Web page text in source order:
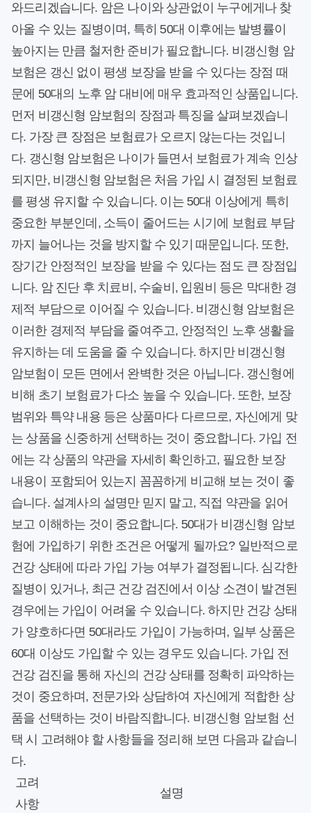
와드리겠습니다. 암은 나이와 상관없이 누구에게나 찾
아올 수 있는 질병이며, 특히 50대 이후에는 발병률이
높아지는 만큼 철저한 준비가 필요합니다. 비갱신형 암
보험은 갱신 없이 평생 보장을 받을 수 있다는 장점 때
문에 50대의 노후 암 대비에 매우 효과적인 상품입니다.
먼저 비갱신형 암보험의 장점과 특징을 살펴보겠습니
다. 가장 큰 장점은 보험료가 오르지 않는다는 것입니
다. 갱신형 암보험은 나이가 들면서 보험료가 계속 인상
되지만, 비갱신형 암보험은 처음 가입 시 결정된 보험료
를 평생 유지할 수 있습니다. 이는 50대 이상에게 특히
중요한 부분인데, 소득이 줄어드는 시기에 보험료 부담
까지 늘어나는 것을 방지할 수 있기 때문입니다. 또한,
장기간 안정적인 보장을 받을 수 있다는 점도 큰 장점입
니다. 암 진단 후 치료비, 수술비, 입원비 등은 막대한 경
제적 부담으로 이어질 수 있습니다. 비갱신형 암보험은
이러한 경제적 부담을 줄여주고, 안정적인 노후 생활을
유지하는 데 도움을 줄 수 있습니다. 하지만 비갱신형
암보험이 모든 면에서 완벽한 것은 아닙니다. 갱신형에
비해 초기 보험료가 다소 높을 수 있습니다. 또한, 보장
범위와 특약 내용 등은 상품마다 다르므로, 자신에게 맞
는 상품을 신중하게 선택하는 것이 중요합니다. 가입 전
에는 각 상품의 약관을 자세히 확인하고, 필요한 보장
내용이 포함되어 있는지 꼼꼼하게 비교해 보는 것이 좋
습니다. 설계사의 설명만 믿지 말고, 직접 약관을 읽어
보고 이해하는 것이 중요합니다. 50대가 비갱신형 암보
험에 가입하기 위한 조건은 어떻게 될까요? 일반적으로
건강 상태에 따라 가입 가능 여부가 결정됩니다. 심각한
질병이 있거나, 최근 건강 검진에서 이상 소견이 발견된
경우에는 가입이 어려울 수 있습니다. 하지만 건강 상태
가 양호하다면 50대라도 가입이 가능하며, 일부 상품은
60대 이상도 가입할 수 있는 경우도 있습니다. 가입 전
건강 검진을 통해 자신의 건강 상태를 정확히 파악하는
것이 중요하며, 전문가와 상담하여 자신에게 적합한 상
품을 선택하는 것이 바람직합니다. 비갱신형 암보험 선
택 시 고려해야 할 사항들을 정리해 보면 다음과 같습니
다.
고려
사항
설명